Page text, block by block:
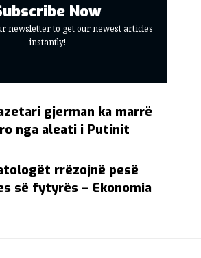
Now
newsletter to get our newest articles
instantly!
gjerman ka marrë
nga aleati i Putinit
rrëzojnë pesë
së fytyrës – Ekonomia